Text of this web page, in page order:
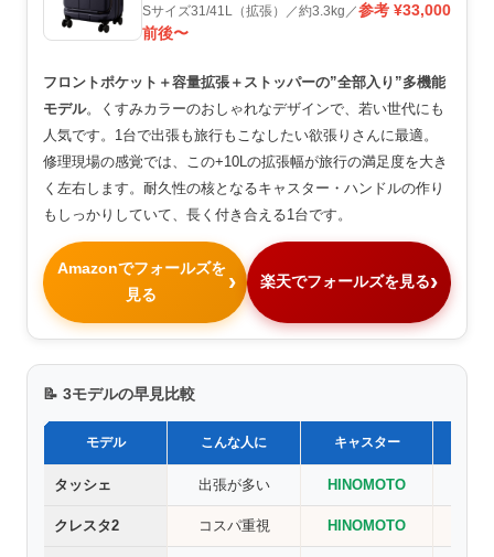
Sサイズ31/41L（拡張）／約3.3kg／参考 ¥33,000
前後〜
フロントポケット＋容量拡張＋ストッパーの”全部入り”多機能
モデル。くすみカラーのおしゃれなデザインで、若い世代にも
人気です。1台で出張も旅行もこなしたい欲張りさんに最適。
修理現場の感覚では、この+10Lの拡張幅が旅行の満足度を大き
く左右します。耐久性の核となるキャスター・ハンドルの作り
もしっかりしていて、長く付き合える1台です。
Amazonでフォールズを
見る
楽天でフォールズを見る
📝 3モデルの早見比較
モデル こんな人に キャスター
タッシェ 出張が多い HINOMOTO
クレスタ2 コスパ重視 HINOMOTO